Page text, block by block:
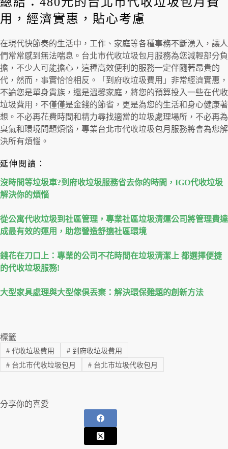
用，經濟實惠，貼心考慮
在現代快節奏的生活中，工作、家庭等各種事務不斷湧入，讓人
們常常感到無法喘息。台北市代收垃圾包月服務為您減輕部分負
擔，不少人可能擔心，這種高效便利的服務一定伴隨著昂貴的
代，然而，事實恰恰相反。「到府收垃圾費用」非常經濟實惠，
不論您是單身貴族，還是溫馨家庭，將您的預算投入一些在代收
垃圾費用，不僅僅是金錢的節省，更是為您的生活和身心健康著
想。不必再花費時間和精力尋找適當的垃圾處理場所，不必再為
臭氣和環境問題煩惱，專業台北市代收垃圾包月服務將會為您解
決所有煩惱。
延伸閱讀：
沒時間等垃圾車?到府收垃圾服務省去你的時間，IGO代收垃圾
解決你的煩惱
從公寓代收垃圾到社區管理，專業社區垃圾清運公司將管理費達
成最有效的運用，助您營造舒適社區環境
錢花在刀口上：專業的公司不花時間在垃圾清潔上 都選擇便捷
的代收垃圾服務!
大型家具處理與大型傢俱丟棄：解決環保難題的創新方法
標籤
#代收垃圾費用 #到府收垃圾費用
#台北市代收垃圾包月 #台北市垃圾代收包月
分享你的喜愛